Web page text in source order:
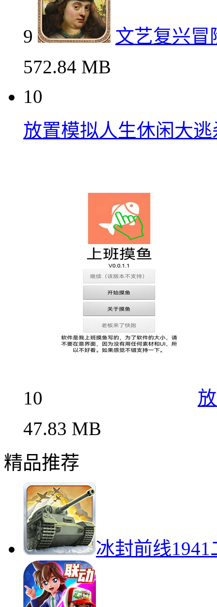
9
文艺复兴冒
572.84 MB
10
放置模拟人生休闲大
10
47.83 MB
精品推荐
冰封前线